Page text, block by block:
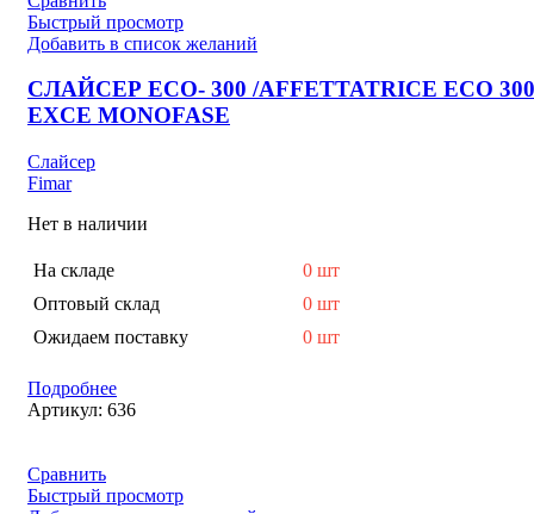
Быстрый просмотр
Добавить в список желаний
СЛАЙСЕР ECO- 300 /AFFETTATRICE ECO 300
EXCE MONOFASE
Слайсер
Fimar
Нет в наличии
На складе
0 шт
Оптовый склад
0 шт
Ожидаем поставку
0 шт
Подробнее
Артикул: 636
Сравнить
Быстрый просмотр